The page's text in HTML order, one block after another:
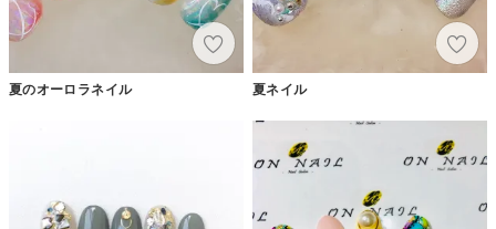
夏のオーロラネイル 夏ネイル